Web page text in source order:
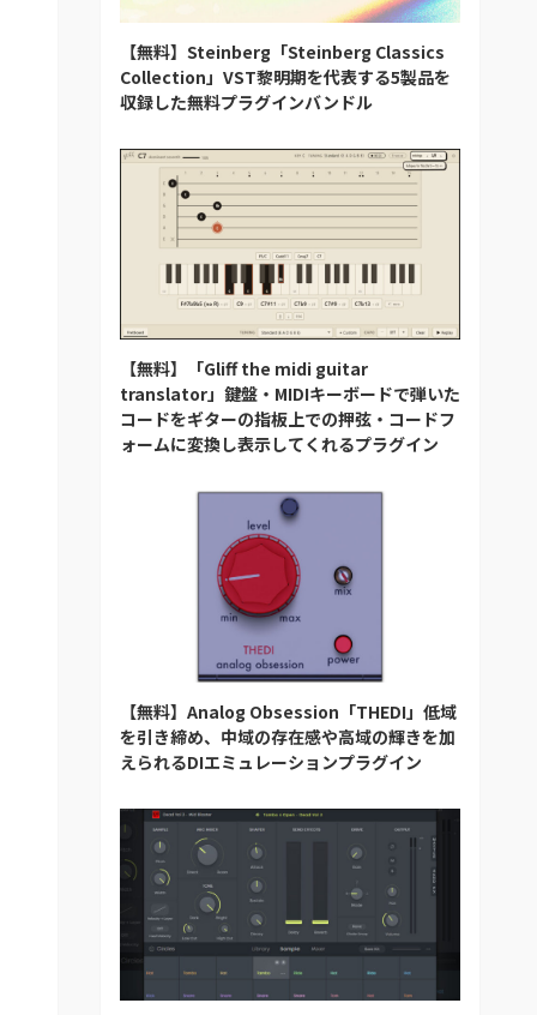
【無料】Steinberg「Steinberg Classics
Collection」VST黎明期を代表する5製品を
収録した無料プラグインバンドル
【無料】「Gliff the midi guitar
translator」鍵盤・MIDIキーボードで弾いた
コードをギターの指板上での押弦・コードフ
ォームに変換し表示してくれるプラグイン
【無料】Analog Obsession「THEDI」低域
を引き締め、中域の存在感や高域の輝きを加
えられるDIエミュレーションプラグイン